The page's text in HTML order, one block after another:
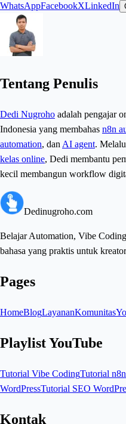
WhatsAppFacebookXLinkedIn
Tentang Penulis
Dedi Nugroho adalah pengajar
Indonesia yang membahas n8n
automation, dan AI agent.
kelas online, Dedi membantu
kecil membangun workflow
Dedinugroho.com
Belajar Automation, Vibe
bahasa yang praktis untuk
Pages
HomeBlogLayananKomunitas
Playlist YouTube
Tutorial Vibe CodingTutorial n8n
WordPressTutorial SEO
Kontak